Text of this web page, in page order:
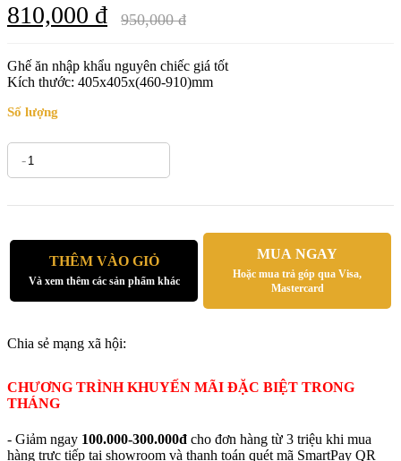
810,000 đ 950,000 đ
Ghế ăn nhập khẩu nguyên chiếc giá tốt
Kích thước: 405x405x(460-910)mm
Số lượng
-
THÊM VÀO GIỎ
Và xem thêm các sản phẩm khác
MUA NGAY
Hoặc mua trả góp qua Visa,
Mastercard
Chia sẻ mạng xã hội:
CHƯƠNG TRÌNH KHUYẾN MÃI ĐẶC BIỆT TRONG
THÁNG
- Giảm ngay 100.000-300.000đ cho đơn hàng từ 3 triệu khi mua
hàng trực tiếp tại showroom và thanh toán quét mã SmartPay QR